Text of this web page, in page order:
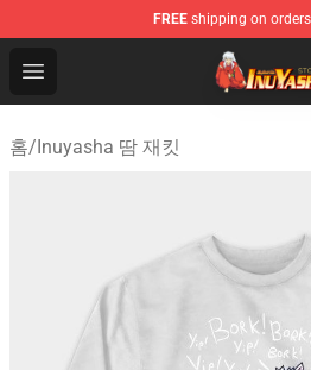
FREE shipping on
Open menu
Inuyasha Store - Official
홈/Inuyasha 땀 재킷